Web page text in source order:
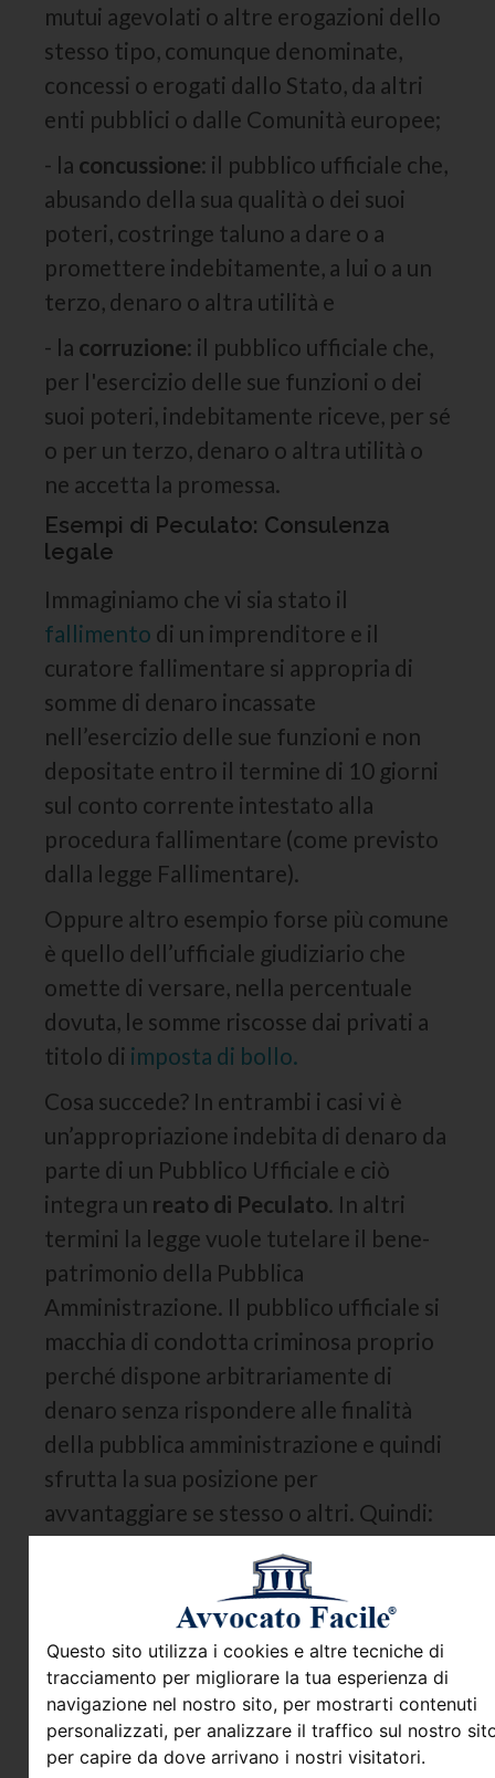
Questo sito utilizza i cookies e altre tecniche di
tracciamento per migliorare la tua esperienza di
navigazione nel nostro sito, per mostrarti contenuti
personalizzati, per analizzare il traffico sul nostro
per capire da dove arrivano i nostri visitatori.
mutui agevolati o altre erogazioni dello
stesso tipo, comunque denominate,
concessi o erogati dallo Stato, da altri
enti pubblici o dalle Comunità europee;
- la concussione: il pubblico ufficiale che,
abusando della sua qualità o dei suoi
poteri, costringe taluno a dare o a
promettere indebitamente, a lui o a un
terzo, denaro o altra utilità e
- la corruzione: il pubblico ufficiale che,
per l'esercizio delle sue funzioni o dei
suoi poteri, indebitamente riceve, per sé
o per un terzo, denaro o altra utilità o
ne accetta la promessa.
Esempi di Peculato: Consulenza
legale
Immaginiamo che vi sia stato il
fallimento di un imprenditore e il
curatore fallimentare si appropria di
somme di denaro incassate
nell’esercizio delle sue funzioni e non
depositate entro il termine di 10 giorni
sul conto corrente intestato alla
procedura fallimentare (come previsto
dalla legge Fallimentare).
Oppure altro esempio forse più comune
è quello dell’ufficiale giudiziario che
omette di versare, nella percentuale
dovuta, le somme riscosse dai privati a
titolo di imposta di bollo.
Cosa succede? In entrambi i casi vi è
un’appropriazione indebita di denaro da
parte di un Pubblico Ufficiale e ciò
integra un reato di Peculato. In altri
termini la legge vuole tutelare il bene-
patrimonio della Pubblica
Amministrazione. Il pubblico ufficiale si
macchia di condotta criminosa proprio
perché dispone arbitrariamente di
denaro senza rispondere alle finalità
della pubblica amministrazione e quindi
sfrutta la sua posizione per
avvantaggiare se stesso o altri. Quindi:
può essere commesso
soltanto dal soggetto che riveste la
qualifica di pubblico ufficiale o di
incaricato di un pubblico servizio, per
questo viene definito reato proprio, nel
senso che non può essere commesso da
chiunque, a differenza del cd. reato